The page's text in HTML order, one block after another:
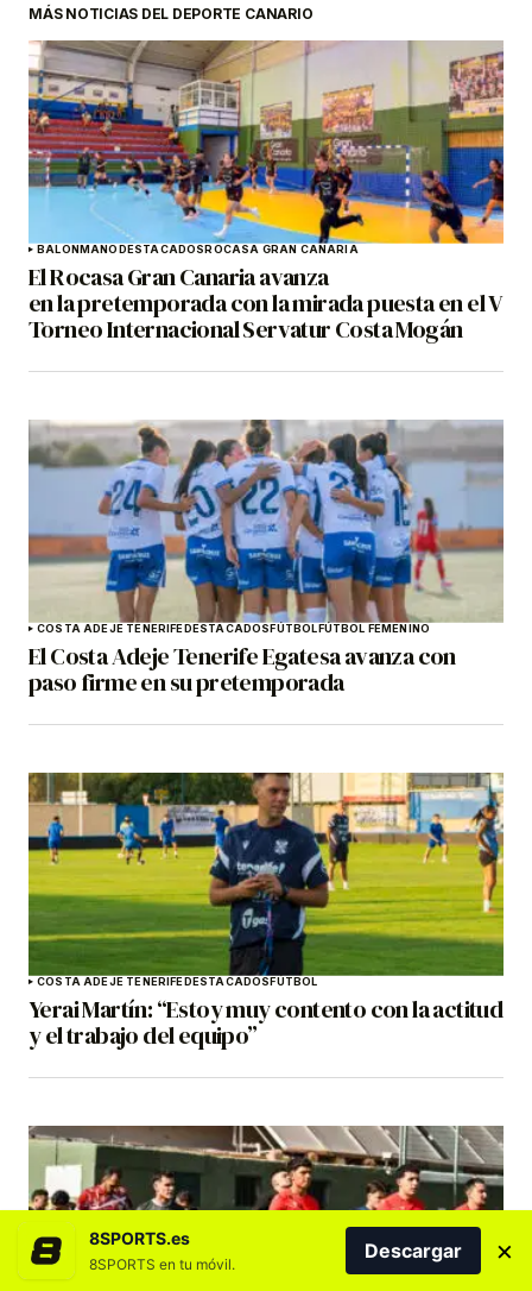
MÁS NOTICIAS DEL DEPORTE CANARIO
BALONMANODESTACADOSROCASA GRAN CANARIA
El Rocasa Gran Canaria avanza
en la pretemporada con la mirada puesta en el V
Torneo Internacional Servatur Costa Mogán
COSTA ADEJE TENERIFEDESTACADOSFÚTBOLFÚTBOL FEMENINO
El Costa Adeje Tenerife Egatesa avanza con
paso firme en su pretemporada
COSTA ADEJE TENERIFEDESTACADOSFÚTBOL
Yerai Martín: “Estoy muy contento con la actitud
y el trabajo del equipo”
8SPORTS.es
8SPORTS en tu móvil.
Descargar ×